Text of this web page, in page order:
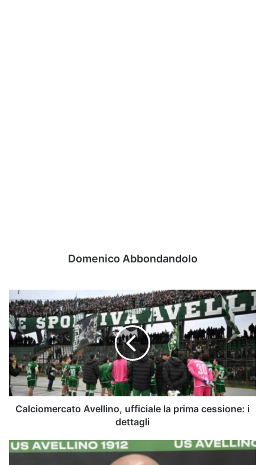
Domenico Abbondandolo
Calciomercato
Avellino,
ufficiale
la
prima
cessione:
dettagli
Calciomercato Avellino, ufficiale la prima cessione: i
dettagli
Calciomercato